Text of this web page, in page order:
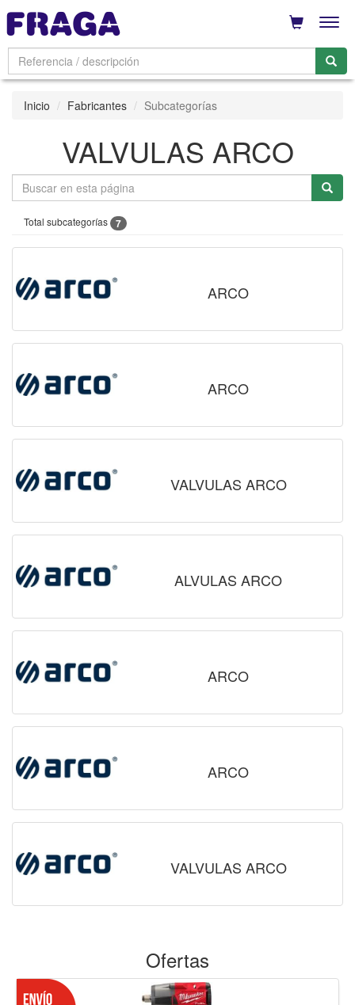
Inicio Fabricantes Subcategorías
VALVULAS ARCO
Total subcategorías 7
ARCO
ARCO
VALVULAS ARCO
ALVULAS ARCO
ARCO
ARCO
VALVULAS ARCO
Ofertas